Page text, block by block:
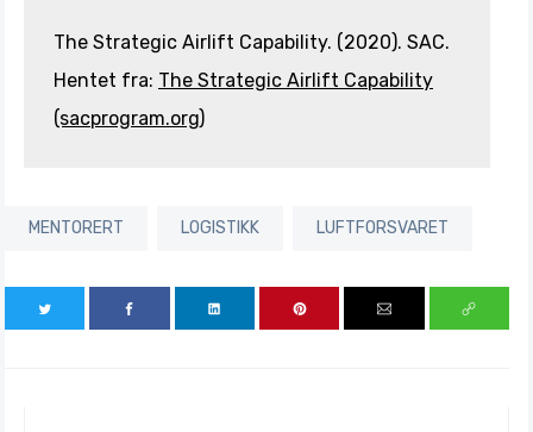
The Strategic Airlift Capability. (2020). SAC.
Hentet fra: The Strategic Airlift Capability
(sacprogram.org)
MENTORERT LOGISTIKK LUFTFORSVARET